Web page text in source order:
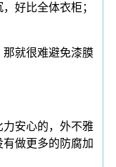
好比全体衣柜；
就很难避免漆膜
安心的，外不雅
做更多的防腐加